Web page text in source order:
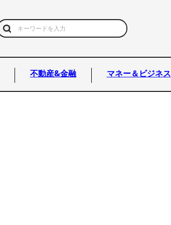
不動産&金融 マネー＆ビジネス